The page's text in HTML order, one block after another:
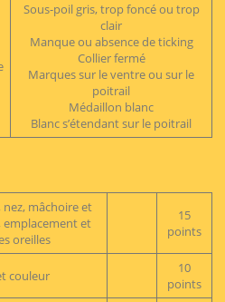
Sous-poil gris, trop foncé ou trop
clair
Manque ou absence de ticking
Collier fermé
Marques sur le ventre ou sur le
poitrail
Médaillon blanc
Blanc s’étendant sur le poitrail
nez, mâchoire et
et
oreilles
15
points
couleur
10
points